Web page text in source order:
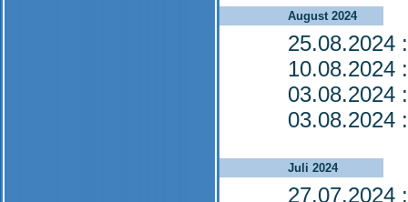
August 2024
25.08.2024
10.08.2024
03.08.2024
03.08.2024
Juli 2024
27.07.2024